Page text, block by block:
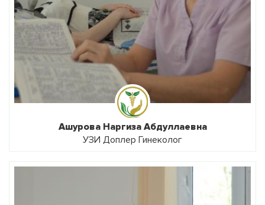
Ашурова Наргиза Абдуллаевна
УЗИ Доплер Гинеколог